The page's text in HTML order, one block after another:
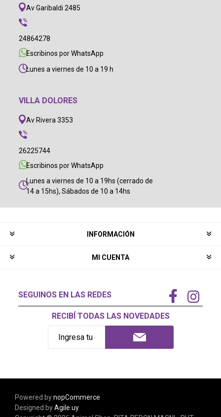
Av Garibaldi 2485
24864278
Escribinos por WhatsApp
Lunes a viernes de 10 a 19 h
VILLA DOLORES
Av Rivera 3353
26225744
Escribinos por WhatsApp
Lunes a viernes de 10 a 19hs (cerrado de
14 a 15hs), Sábados de 10 a 14hs
INFORMACIÓN
MI CUENTA
SEGUINOS EN LAS REDES
RECIBÍ TODAS LAS NOVEDADES
Powered bynopCommerce
Designed byAgile.uy